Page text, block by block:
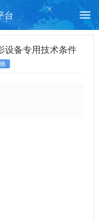
台
询
设备专用技术条件